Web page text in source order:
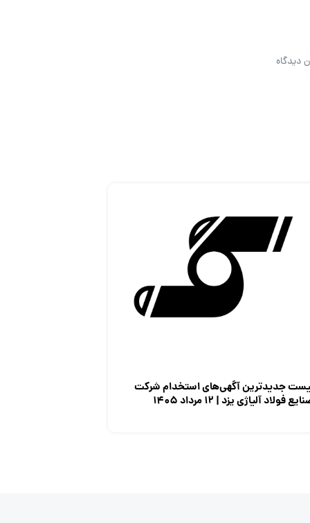
دیدگاه
جدیدترین آگهی‌های استخدام شرکت
فولاد آلیاژی یزد | ۱۲ مرداد ۱۴۰۵